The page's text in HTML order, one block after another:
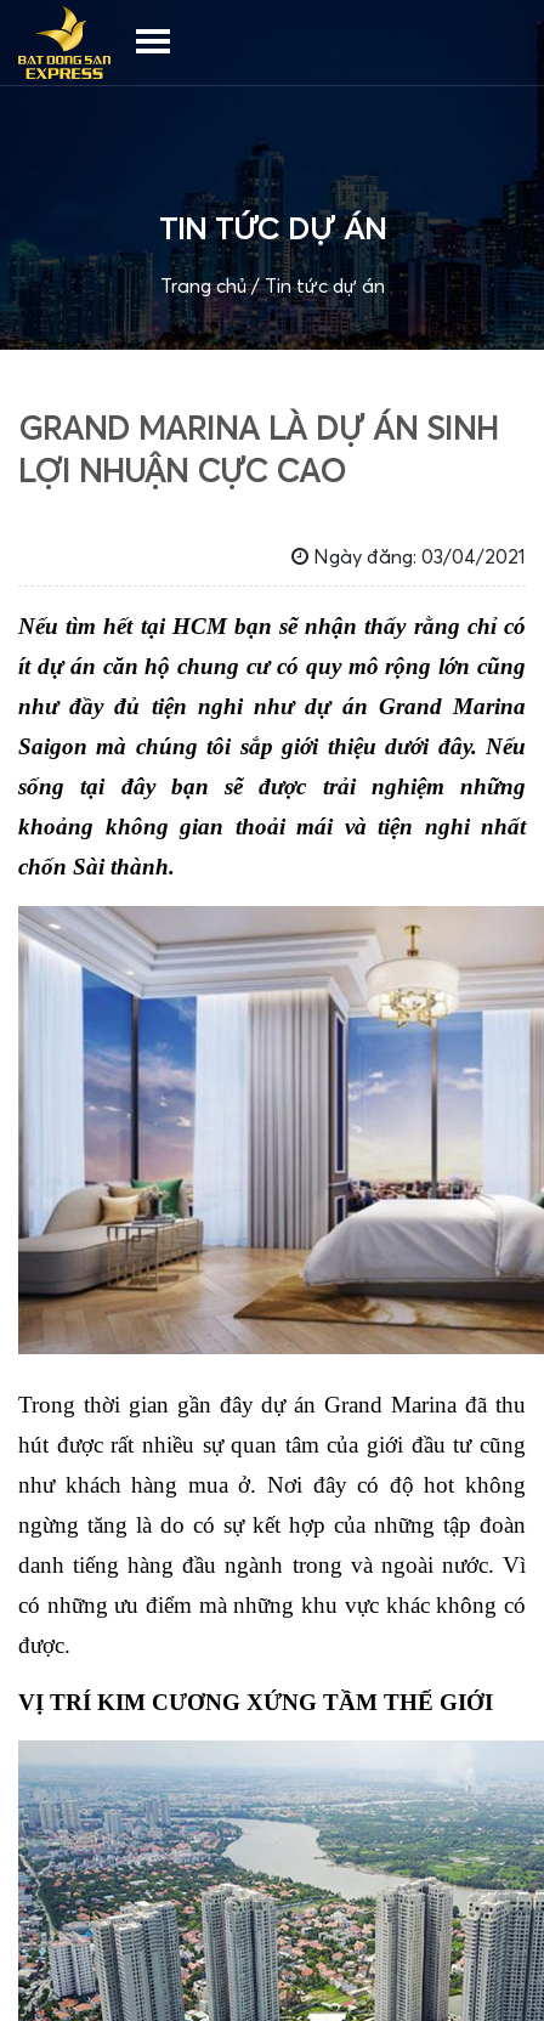
TIN TỨC DỰ ÁN
Trang chủ/Tin tức dự án
GRAND MARINA LÀ DỰ ÁN SINH
LỢI NHUẬN CỰC CAO
Ngày đăng: 03/04/2021
Nếu tìm hết tại HCM bạn sẽ nhận thấy rằng chỉ có
ít dự án căn hộ chung cư có quy mô rộng lớn cũng
như đầy đủ tiện nghi như dự án Grand Marina
Saigon mà chúng tôi sắp giới thiệu dưới đây. Nếu
sống tại đây bạn sẽ được trải nghiệm những
khoảng không gian thoải mái và tiện nghi nhất
chốn Sài thành.
Trong thời gian gần đây dự án Grand Marina đã thu
hút được rất nhiều sự quan tâm của giới đầu tư cũng
như khách hàng mua ở. Nơi đây có độ hot không
ngừng tăng là do có sự kết hợp của những tập đoàn
danh tiếng hàng đầu ngành trong và ngoài nước. Vì
có những ưu điểm mà những khu vực khác không có
được.
VỊ TRÍ KIM CƯƠNG XỨNG TẦM THẾ GIỚI